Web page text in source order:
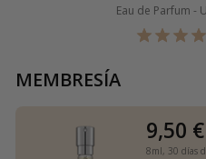
Eau de Parfum -
MEMBRESÍA
9,50 €
8ml, 30 días